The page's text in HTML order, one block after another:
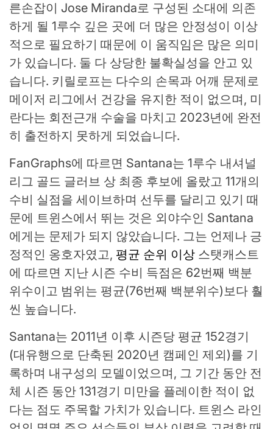
른손잡이 Jose Miranda로 구성된 소대에 의존
하게 될 1루수 깊은 곳에 더 많은 안정성이 이상
적으로 필요하기 때문에 이 움직임은 많은 의미
가 있습니다. 둘 다 상당한 불확실성을 안고 있
습니다. 키릴로프는 다수의 손목과 어깨 문제로
메이저 리그에서 건강을 유지한 적이 없으며, 미
란다는 회전근개 수술을 마치고 2023년에 완전
히 출전하지 못하게 되었습니다.
FanGraphs에 따르면 Santana는 1루수 내셔널
리그 골드 글러브 상 최종 후보에 올랐고 11개의
수비 실점을 세이브하며 선두를 달리고 있기 때
문에 트윈스에서 뛰는 것은 외야수인 Santana
에게는 문제가 되지 않았습니다. 그는 언제나 긍
정적인 옹호자였고, 평균 순위 이상 스탯캐스트
에 따르면 지난 시즌 수비 득점은 62번째 백분
위수이고 범위는 평균(76번째 백분위수)보다 훨
씬 높습니다.
Santana는 2011년 이후 시즌당 평균 152경기
(대유행으로 단축된 2020년 캠페인 제외)를 기
록하며 내구성의 모델이었으며, 그 기간 동안 전
체 시즌 동안 131경기 미만을 플레이한 적이 없
다는 점도 주목할 가치가 있습니다. 트윈스 라인